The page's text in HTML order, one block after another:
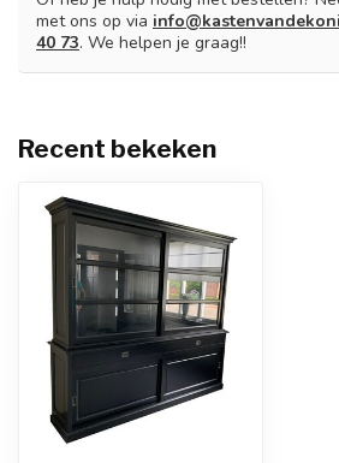
met ons op via
40 73. We helpen je graag!!
Recent bekeken